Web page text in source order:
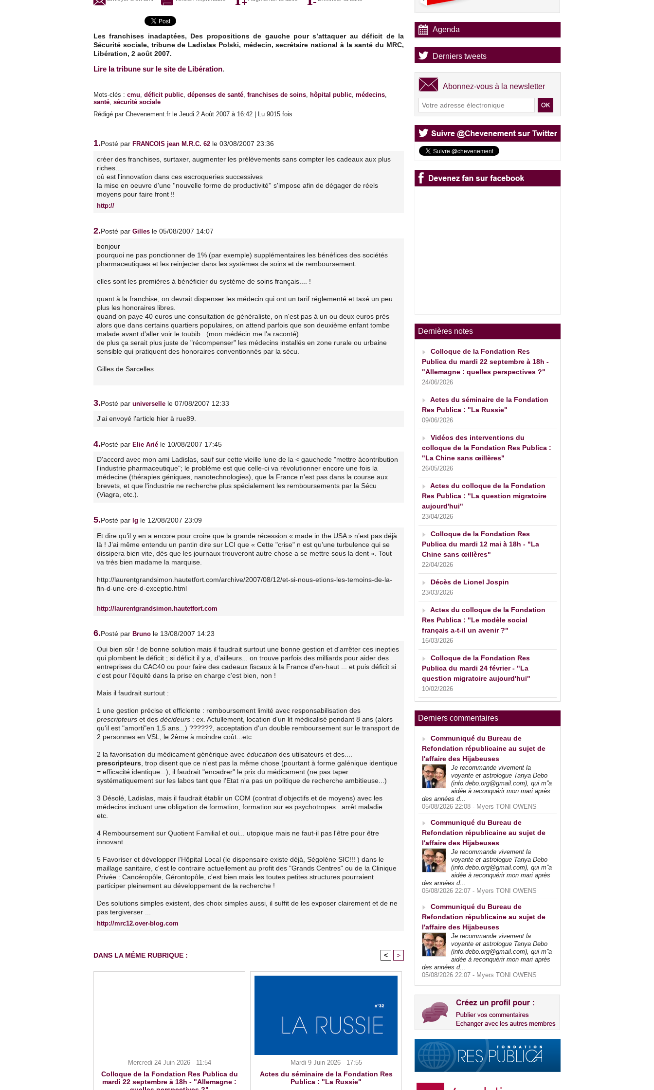
Les franchises inadaptées, Des propositions de gauche pour s’attaquer au déficit de la
Sécurité sociale, tribune de Ladislas Polski, médecin, secrétaire national à la santé du MRC,
Libération, 2 août 2007.
Lire la tribune sur le site de Libération.
Mots-clés : cmu, déficit public, dépenses de santé, franchises de soins, hôpital public, médecins,
santé, sécurité sociale
Rédigé par Chevenement.fr le Jeudi 2 Août 2007 à 16:42 | Lu 9015 fois
1.Posté par FRANCOIS jean M.R.C. 62 le 03/08/2007 23:36
créer des franchises, surtaxer, augmenter les prélèvements sans compter les cadeaux aux plus
riches....
où est l'innovation dans ces escroqueries successives
la mise en oeuvre d'une ''nouvelle forme de productivité'' s'impose afin de dégager de réels
moyens pour faire front !!
http://
2.Posté par Gilles le 05/08/2007 14:07
bonjour
pourquoi ne pas ponctionner de 1% (par exemple) supplémentaires les bénéfices des sociétés
pharmaceutiques et les reinjecter dans les systèmes de soins et de remboursement.
elles sont les premières à bénéficier du système de soins français.... !
quant à la franchise, on devrait dispenser les médecin qui ont un tarif réglementé et taxé un peu
plus les honoraires libres.
quand on paye 40 euros une consultation de généraliste, on n'est pas à un ou deux euros près
alors que dans certains quartiers populaires, on attend parfois que son deuxième enfant tombe
malade avant d'aller voir le toubib...(mon médécin me l'a raconté)
de plus ça serait plus juste de "récompenser" les médecins installés en zone rurale ou urbaine
sensible qui pratiquent des honoraires conventionnés par la sécu.
Gilles de Sarcelles
3.Posté par universelle le 07/08/2007 12:33
J'ai envoyé l'article hier à rue89.
4.Posté par Elie Arié le 10/08/2007 17:45
D'accord avec mon ami Ladislas, sauf sur cette vieille lune de la < gauchede "mettre àcontribution
l'industrie pharmaceutique"; le problème est que celle-ci va révolutionner encore une fois la
médecine (thérapies géniques, nanotechnologies), que la France n'est pas dans la course aux
brevets, et que l'industrie ne recherche plus spécialement les remboursements par la Sécu
(Viagra, etc.).
5.Posté par lg le 12/08/2007 23:09
Et dire qu’il y en a encore pour croire que la grande récession « made in the USA » n’est pas déjà
là ! J’ai même entendu un pantin dire sur LCI que « Cette "crise" n est qu’une turbulence qui se
dissipera bien vite, dés que les journaux trouveront autre chose a se mettre sous la dent ». Tout
va très bien madame la marquise.
http://laurentgrandsimon.hautetfort.com/archive/2007/08/12/et-si-nous-etions-les-temoins-de-la-
fin-d-une-ere-d-exceptio.html
http://laurentgrandsimon.hautetfort.com
6.Posté par Bruno le 13/08/2007 14:23
Oui bien sûr ! de bonne solution mais il faudrait surtout une bonne gestion et d'arrêter ces inepties
qui plombent le déficit ; si déficit il y a, d'ailleurs... on trouve parfois des milliards pour aider des
entreprises du CAC40 ou pour faire des cadeaux fiscaux à la France d'en-haut ... et puis déficit si
c'est pour l'équité dans la prise en charge c'est bien, non !
Mais il faudrait surtout :
1 une gestion précise et efficiente : remboursement limité avec responsabilisation des
prescripteurs et desdécideurs : ex. Actullement, location d'un lit médicalisé pendant 8 ans (alors
qu'il est "amorti"en 1,5 ans...) ??????, acceptation d'un double remboursement sur le transport de
2 personnes en VSL, le 2ème à moindre coût...etc
2 la favorisation du médicament générique avecéducation des utilsateurs et des....
prescripteurs , trop disent que ce n'est pas la même chose (pourtant à forme galénique identique
= efficacité identique...), il faudrait "encadrer" le prix du médicament (ne pas taper
systématiquement sur les labos tant que l'Etat n'a pas un politique de recherche ambitieuse...)
3 Désolé, Ladislas, mais il faudrait établir un COM (contrat d'objectifs et de moyens) avec les
médecins incluant une obligation de formation, formation sur es psychotropes...arrêt maladie...
etc.
4 Remboursement sur Quotient Familial et oui... utopique mais ne faut-il pas l'être pour être
innovant...
5 Favoriser et développer l'Hôpital Local (le dispensaire existe déjà, Ségolène SIC!!! ) dans le
maillage sanitaire, c'est le contraire actuellement au profit des "Grands Centres" ou de la Clinique
Privée : Cancéropôle, Gérontopôle, c'est bien mais les toutes petites structures pourraient
participer pleinement au développement de la recherche !
Des solutions simples existent, des choix simples aussi, il suffit de les exposer clairement et de ne
pas tergiverser ...
http://mrc12.over-blog.com
DANS LA MÊME RUBRIQUE : < >
Mercredi 24 Juin 2026 - 11:54
Colloque de la Fondation Res Publica du
mardi 22 septembre à 18h - "Allemagne :
Mardi 9 Juin 2026 - 17:55
Actes du séminaire de la Fondation Res
Publica : "La Russie"
Agenda
Derniers tweets
Abonnez-vous à la newsletter
Dernières notes
Colloque de la Fondation Res
Publica du mardi 22 septembre à 18h -
"Allemagne : quelles perspectives ?"
24/06/2026
Actes du séminaire de la Fondation
Res Publica : "La Russie"
09/06/2026
Vidéos des interventions du
colloque de la Fondation Res Publica :
"La Chine sans œillères"
26/05/2026
Actes du colloque de la Fondation
Res Publica : "La question migratoire
aujourd'hui"
23/04/2026
Colloque de la Fondation Res
Publica du mardi 12 mai à 18h - "La
Chine sans œillères"
22/04/2026
Décès de Lionel Jospin
23/03/2026
Actes du colloque de la Fondation
Res Publica : "Le modèle social
français a-t-il un avenir ?"
16/03/2026
Colloque de la Fondation Res
Publica du mardi 24 février - "La
question migratoire aujourd'hui"
10/02/2026
Derniers commentaires
Communiqué du Bureau de
Refondation républicaine au sujet de
l'affaire des Hijabeuses
Je recommande vivement la
voyante et astrologue Tanya Debo
(info.debo.org@gmail.com), qui m''a
aidée à reconquérir mon mari après
des années d...
05/08/2026 22:08 - Myers TONI OWENS
Communiqué du Bureau de
Refondation républicaine au sujet de
l'affaire des Hijabeuses
Je recommande vivement la
voyante et astrologue Tanya Debo
(info.debo.org@gmail.com), qui m''a
aidée à reconquérir mon mari après
des années d...
05/08/2026 22:07 - Myers TONI OWENS
Communiqué du Bureau de
Refondation républicaine au sujet de
l'affaire des Hijabeuses
Je recommande vivement la
voyante et astrologue Tanya Debo
(info.debo.org@gmail.com), qui m''a
aidée à reconquérir mon mari après
des années d...
05/08/2026 22:07 - Myers TONI OWENS